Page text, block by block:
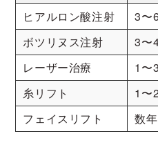
ヒアルロン酸注射
3〜
ボツリヌス注射
3〜
レーザー治療
1〜
糸リフト
1〜
フェイスリフト
数